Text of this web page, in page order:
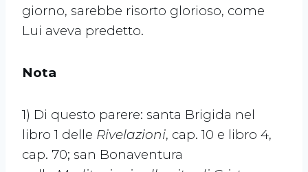
giorno, sarebbe risorto glorioso, come
Lui aveva predetto.
Nota
1) Di questo parere: santa Brigida nel
libro 1 delle Rivelazioni, cap. 10 e libro 4,
cap. 70; san Bonaventura